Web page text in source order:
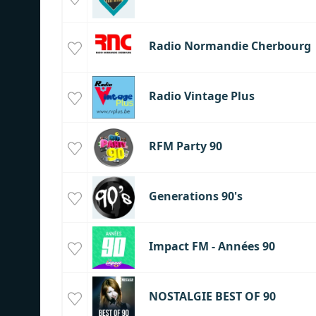
Radio Normandie Cherbourg
Radio Vintage Plus
RFM Party 90
Generations 90's
Impact FM - Années 90
NOSTALGIE BEST OF 90